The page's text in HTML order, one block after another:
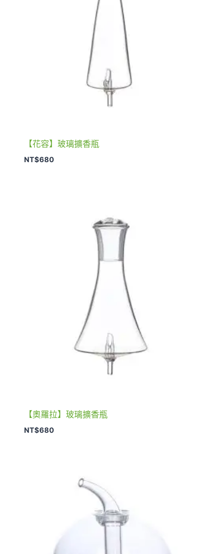
【花容】玻璃擴香瓶
NT$680
【奧羅拉】玻璃擴香瓶
NT$680